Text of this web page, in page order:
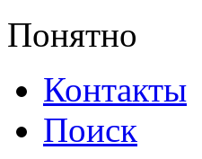
Понятно
Контакты
Поиск